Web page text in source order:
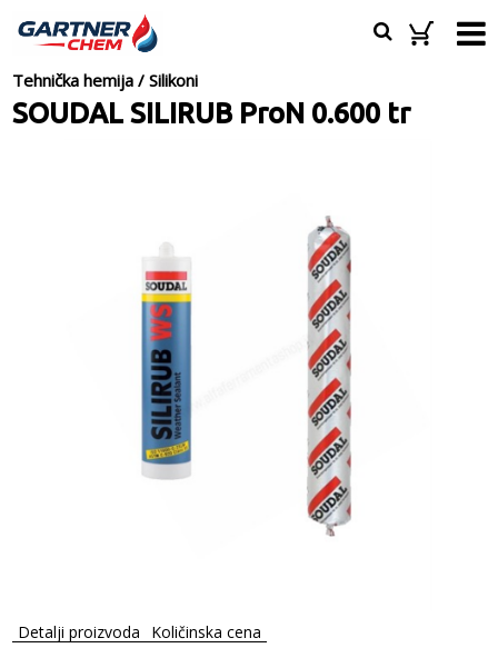
Tehnička hemija /Silikoni
SOUDAL SILIRUB ProN 0.600 tr
Detalji proizvoda Količinska cena